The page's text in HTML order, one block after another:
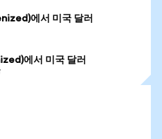
에서 미국 달러
에서 미국 달러